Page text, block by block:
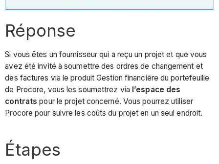
Réponse
Si vous êtes un fournisseur qui a reçu un projet et que vous
avez été invité à soumettre des ordres de changement et
des factures via le produit Gestion financière du portefeuille
de Procore, vous les soumettrez via l’espace des
contrats pour le projet concerné. Vous pourrez utiliser
Procore pour suivre les coûts du projet en un seul endroit.
Étapes